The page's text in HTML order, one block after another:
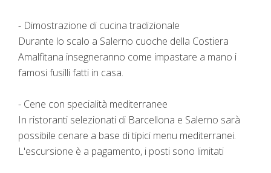
- Dimostrazione di cucina tradizionale
Durante lo scalo a Salerno cuoche della Costiera
Amalfitana insegneranno come impastare a mano i
famosi fusilli fatti in casa.
- Cene con specialità mediterranee
In ristoranti selezionati di Barcellona e Salerno sarà
possibile cenare a base di tipici menu mediterranei.
L'escursione è a pagamento, i posti sono limitati